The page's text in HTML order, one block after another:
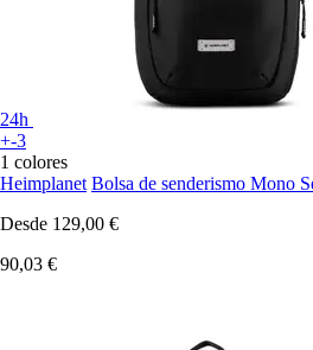
24h
+-3
1 colores
Heimplanet Bolsa de senderismo Mono
Desde 129,00 €
90,03 €